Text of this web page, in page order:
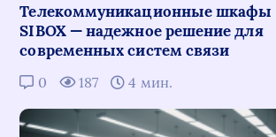
Телекоммуникационные шкафы
SIBOX — надежное решение для
современных систем связи
0 187 4 мин.